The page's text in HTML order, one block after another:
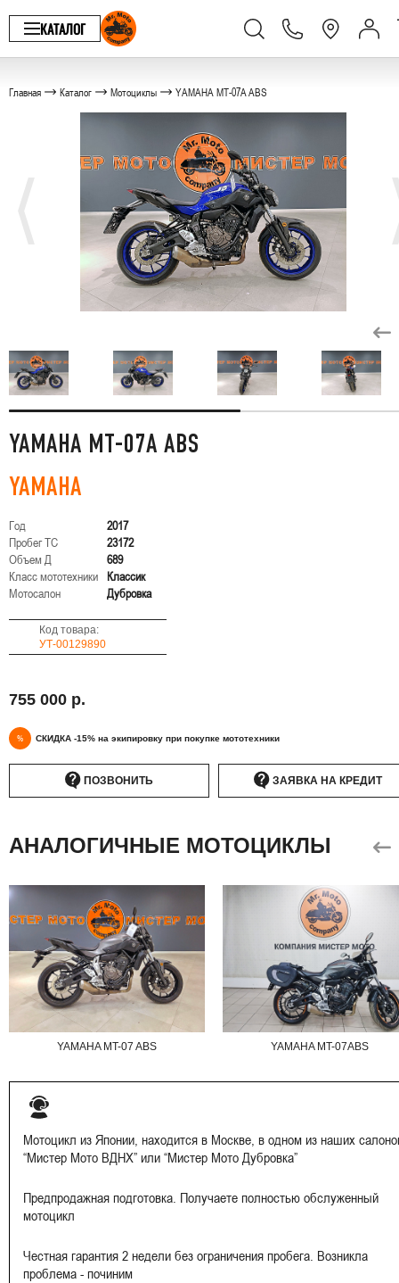
КАТАЛОГ
Главная Каталог Мотоциклы YAMAHA MT-07A ABS
YAMAHA MT-07A ABS
YAMAHA
Год
2017
Пробег ТС
23172
Объем Д
689
Класс мототехники
Классик
Мотосалон
Дубровка
Код товара:
УТ-00129890
755 000 р.
% СКИДКА -15% на экипировку при покупке мототехники
ПОЗВОНИТЬ ЗАЯВКА НА КРЕДИТ
АНАЛОГИЧНЫЕ МОТОЦИКЛЫ
YAMAHA MT-07 ABS YAMAHA MT-07ABS
Мотоцикл из Японии, находится в Москве, в одном из наших
“Мистер Мото ВДНХ” или “Мистер Мото Дубровка”
Предпродажная подготовка. Получаете полностью обслуженный
мотоцикл
Честная гарантия 2 недели без ограничения пробега. Возникла
проблема - починим